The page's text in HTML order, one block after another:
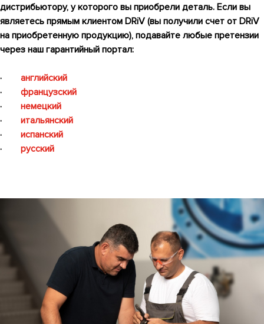
дистрибьютору, у которого вы приобрели деталь. Если вы
являетесь прямым клиентом DRiV (вы получили счет от DRiV
на приобретенную продукцию), подавайте любые претензии
через наш гарантийный портал:
· английский
· французский
· немецкий
· итальянский
· испанский
· русский